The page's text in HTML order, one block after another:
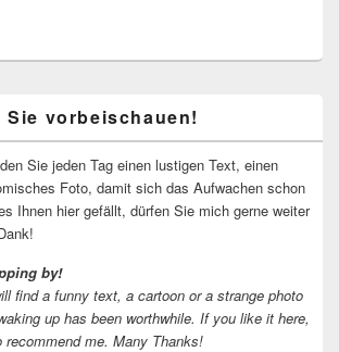
Sie vorbeischauen!
Sie jeden Tag einen lustigen Text, einen
Foto, damit sich das Aufwachen schon
Ihnen hier gefällt, dürfen Sie mich gerne weiter
by!
find a funny text, a cartoon or a strange photo
up has been worthwhile. If you like it here,
me. Many Thanks!